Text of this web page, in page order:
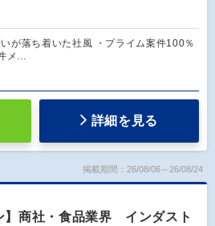
が落ち着いた社風 ・プライム案件100％
メ…
詳細を見る
掲載期間：26/08/06～26/08/24
】商社・食品業界 インダスト